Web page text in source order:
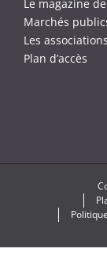
Le magazine
Marchés
Les associations
Plan d’accès